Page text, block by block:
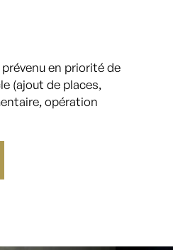
en priorité de
(ajout de places,
opération